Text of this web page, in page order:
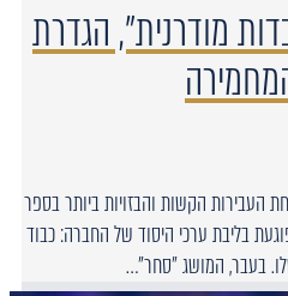
מודרנית", הגדרת
העבירות הקשות והבזויות ביותר בספר
בליבת ערכי היסוד של החברה: כבוד
בעבר, המושג "סחר"…